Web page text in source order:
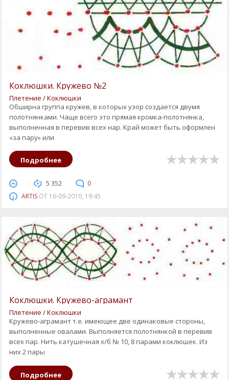
Коклюшки. Кружево №2
Плетение /Коклюшки
Обширна группа кружев, в которых узор создается двумя
полотнянками. Чаще всего это прямая кромка-полотнянка,
выполненная в перевив всех нар. Край может быть оформлен
«за пару» или
Подробнее
5 352
0
ARTISОТ 16-09-2010, 19:45
Коклюшки. Кружево-аграмант
Плетение /Коклюшки
Кружево-аграмант т.е. имеющее две одинаковые стороны,
выполненные овалами. Выполняется полотнянкой в перевив
всех пар. Нить катушечная х/б № 10, 8 парами коклюшек. Из
них 2 пары
Подробнее